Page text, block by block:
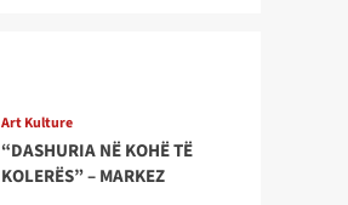
Art Kulture
“DASHURIA NË KOHË TË
KOLERËS” – MARKEZ